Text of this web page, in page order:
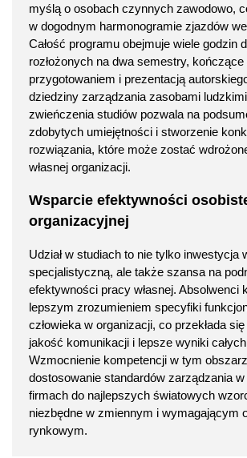
myślą o osobach czynnych zawodowo,
w dogodnym harmonogramie zjazdów
Całość programu obejmuje wiele godzin
rozłożonych na dwa semestry, kończące
przygotowaniem i prezentacją
dziedziny zarządzania zasobami
zwieńczenia studiów pozwala na
zdobytych umiejętności i stworzenie
rozwiązania, które może zostać
własnej organizacji.
Wsparcie efektywności
organizacyjnej
Udział w studiach to nie tylko inwestycja
specjalistyczną, ale także szansa na
efektywności pracy własnej. Absolwenci
lepszym zrozumieniem specyfiki
człowieka w organizacji, co przekłada
jakość komunikacji i lepsze wyniki całych
Wzmocnienie kompetencji w tym
dostosowanie standardów zarządzania
firmach do najlepszych światowych
niezbędne w zmiennym i wymagającym
rynkowym.